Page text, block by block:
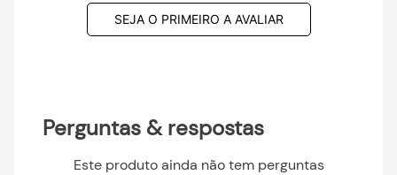
SEJA O PRIMEIRO A AVALIAR
Perguntas & respostas
Este produto ainda não tem perguntas